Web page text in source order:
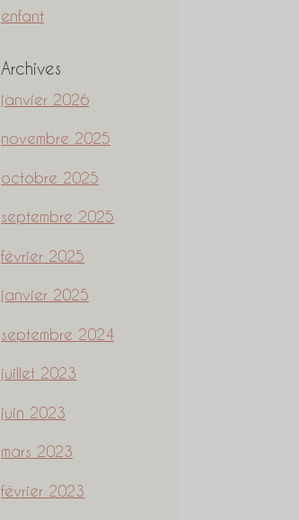
enfant
Archives
janvier 2026
novembre 2025
octobre 2025
septembre 2025
février 2025
janvier 2025
septembre 2024
juillet 2023
juin 2023
mars 2023
février 2023